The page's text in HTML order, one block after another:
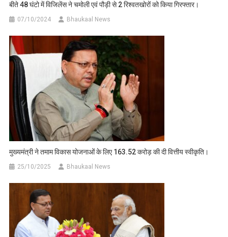
बीते 48 घंटो में विजिलेंस ने चमोली एवं पौड़ी से 2 रिश्वतखोरों को किया गिरफ्तार।
07/10/2024 Bhaukaal News
मुख्यमंत्री ने तमाम विकास योजनाओं के लिए 163.52 करोड़ की दी वित्तीय स्वीकृति।
25/10/2025 Bhaukaal News